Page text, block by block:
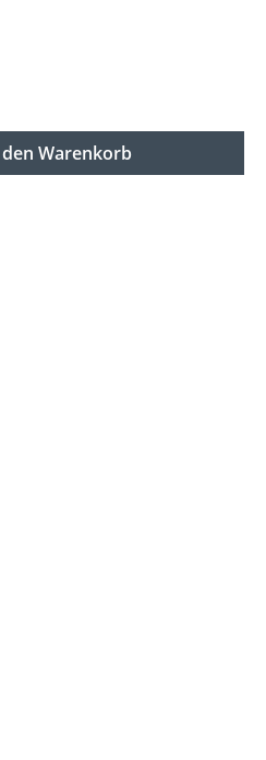
Wert
Warenkorb